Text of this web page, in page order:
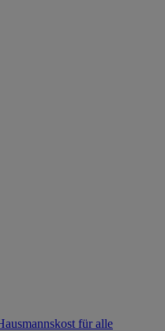
für alle